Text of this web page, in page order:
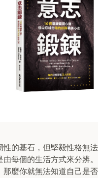
性的基石，但堅毅性格無
由每個的生活方式來分辨
那麼你就無法知道自己是